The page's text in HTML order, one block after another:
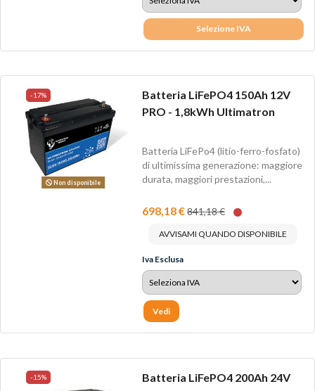
Selezione IVA
-17%
Non disponibile
Batteria LiFePO4 150Ah 12V
PRO - 1,8kWh Ultimatron
Batteria LiFePo4 (litio-ferro-fosfato)
di ultimissima generazione: maggiore
durata, maggiori prestazioni,...
698,18 €841,18 €
AVVISAMI QUANDO DISPONIBILE
Iva Esclusa
Vedi
-15%
Batteria LiFePO4 200Ah 24V